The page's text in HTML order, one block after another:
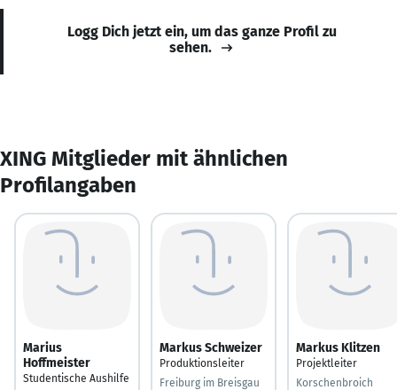
Logg Dich jetzt ein, um das ganze Profil zu
sehen.
XING Mitglieder mit ähnlichen
Profilangaben
Marius
Hoffmeister
Studentische Aushilfe
Markus Schweizer
Produktionsleiter
Freiburg im Breisgau
Markus Klitzen
Projektleiter
Korschenbroich